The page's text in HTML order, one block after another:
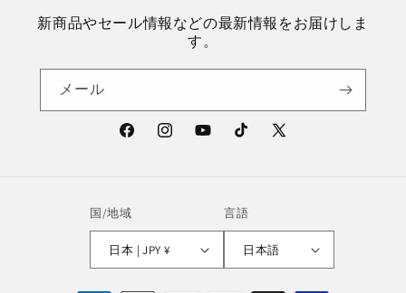
新商品やセール情報などの最新情報をお届けしま
す。
メール
FacebookInstagramYouTubeTikTok
X
国/地域
日本 | JPY ¥
言語
日本語